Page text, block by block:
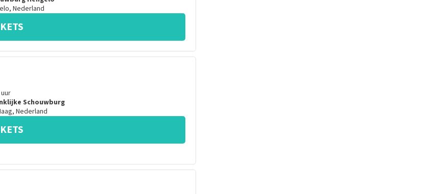
, Nederland
uur
Schouwburg
, Nederland